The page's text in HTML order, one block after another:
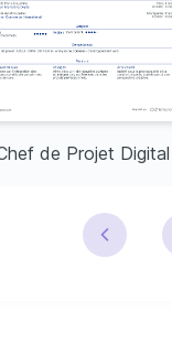
de Projet Digital